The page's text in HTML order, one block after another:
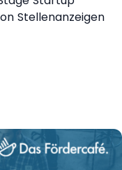
Stellenanzeigen